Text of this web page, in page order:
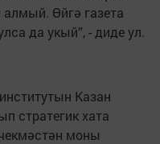
Өйгә газета
да укый”, - диде ул.
Казан
стратегик хата
моны